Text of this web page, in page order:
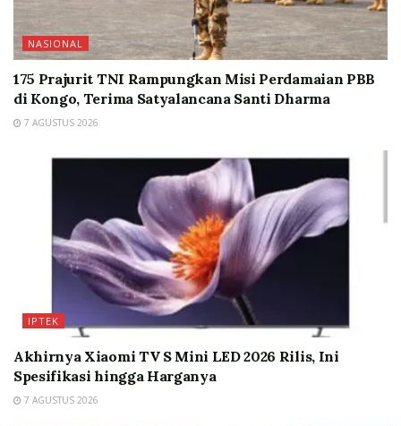
NASIONAL
175 Prajurit TNI Rampungkan Misi Perdamaian PBB
di Kongo, Terima Satyalancana Santi Dharma
7 AGUSTUS 2026
IPTEK
Akhirnya Xiaomi TV S Mini LED 2026 Rilis, Ini
Spesifikasi hingga Harganya
7 AGUSTUS 2026